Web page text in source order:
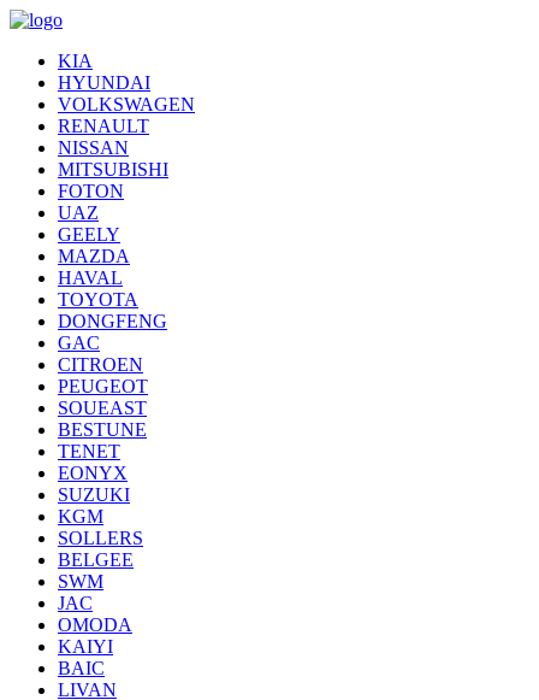
KIA
HYUNDAI
VOLKSWAGEN
RENAULT
NISSAN
MITSUBISHI
FOTON
UAZ
GEELY
MAZDA
HAVAL
TOYOTA
DONGFENG
GAC
CITROEN
PEUGEOT
SOUEAST
BESTUNE
TENET
EONYX
SUZUKI
KGM
SOLLERS
BELGEE
SWM
JAC
OMODA
KAIYI
BAIC
LIVAN